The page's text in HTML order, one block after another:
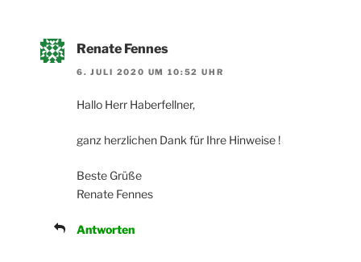
Renate Fennes
6. JULI 2020 UM 10:52 UHR
Hallo Herr Haberfellner,
ganz herzlichen Dank für Ihre Hinweise !
Beste Grüße
Renate Fennes
Antworten